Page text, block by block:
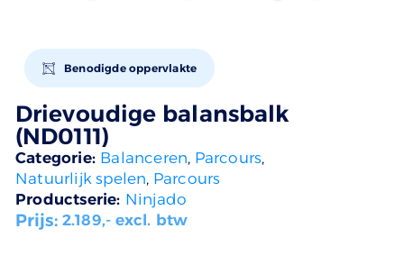
Benodigde oppervlakte
Drievoudige balansbalk
(ND0111)
Categorie: Balanceren, Parcours,
Natuurlijk spelen, Parcours
Productserie: Ninjado
Prijs:2.189,- excl. btw